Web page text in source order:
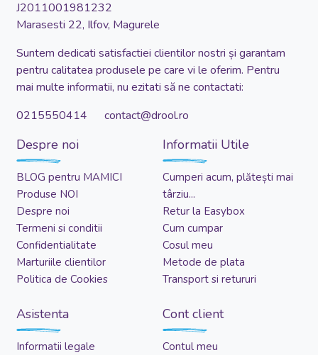
J2011001981232
Marasesti 22, Ilfov, Magurele
Suntem dedicati satisfactiei clientilor nostri și garantam
pentru calitatea produsele pe care vi le oferim. Pentru
mai multe informatii, nu ezitati să ne contactati:
0215550414 contact@drool.ro
Despre noi
BLOG pentru MAMICI
Produse NOI
Despre noi
Termeni si conditii
Confidentialitate
Marturiile clientilor
Politica de Cookies
Informatii Utile
Cumperi acum, plătești mai
târziu...
Retur la Easybox
Cum cumpar
Cosul meu
Metode de plata
Transport si retururi
Asistenta
Informatii legale
Cont client
Contul meu